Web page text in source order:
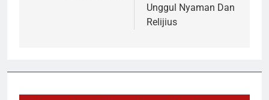
Unggul Nyaman Dan
Relijius